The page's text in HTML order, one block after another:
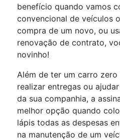
benefício quando vamos
convencional de veículos
compra de um novo, ou
renovação de contrato,
novinho!
Além de ter um carro
realizar entregas ou
da sua companhia, a
melhor opção quando
lápis todas as despesas
na manutenção de um